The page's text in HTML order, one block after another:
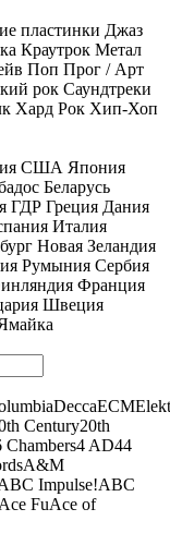
пластинки Джаз
Краутрок Метал
Поп Прог / Арт
рок Саундтреки
Хард Рок Хип-Хоп
США Япония
Беларусь
ГДР Греция Дания
Италия
Новая Зеландия
Румыния Сербия
Франция
Швеция
DeccaECM
Century20th
Chambers4 AD44
A&M
Impulse!ABC
Ace FuAce of